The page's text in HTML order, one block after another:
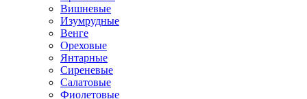
Вишневые
Изумрудные
Венге
Ореховые
Янтарные
Сиреневые
Салатовые
Фиолетовые